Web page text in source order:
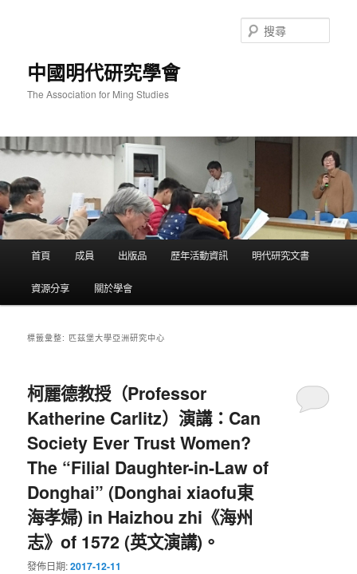
中國明代研究學會
The Association for Ming Studies
尋
首頁 成員 出版品 歷年活動資訊 明代研究文書
資源分享 關於學會
標籤彙整:匹茲堡大學亞洲研究中心
柯麗德教授（Professor
Katherine Carlitz）演講：Can
Society Ever Trust Women?
The “Filial Daughter-in-Law of
Donghai” (Donghai xiaofu東
海孝婦) in Haizhou zhi《海州
志》of 1572 (英文演講)。
發佈日期:2017-12-11